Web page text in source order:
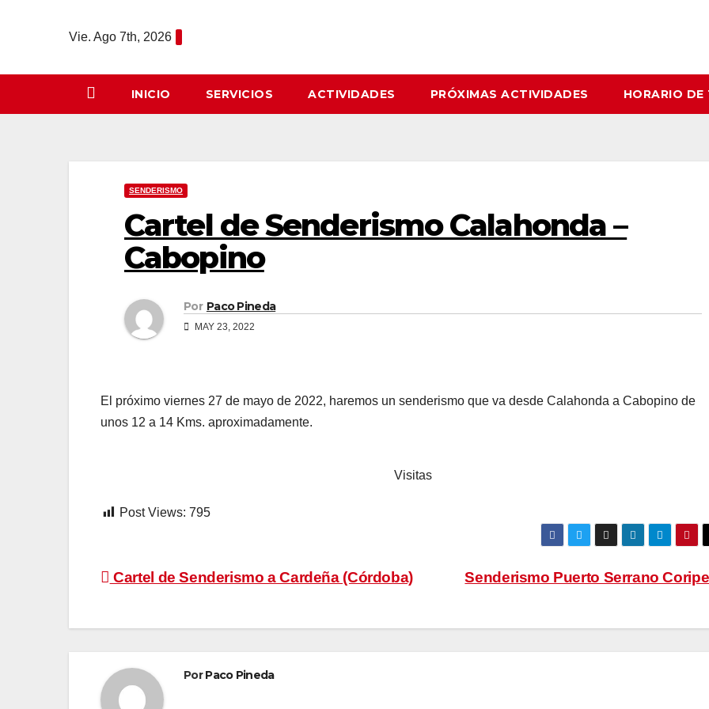
Vie. Ago 7th, 2026
INICIO SERVICIOS ACTIVIDADES PRÓXIMAS ACTIVIDADES HORARIO DE
SENDERISMO
Cartel de Senderismo Calahonda –
Cabopino
Por Paco Pineda
MAY 23, 2022
El próximo viernes 27 de mayo de 2022, haremos un senderismo que va desde Calahonda a Cabopino de
unos 12 a 14 Kms. aproximadamente.
Visitas
Post Views: 795
Navegación
Senderismo Puerto Serrano
Cartel de Senderismo a Cardeña (Córdoba)
PorPaco Pineda